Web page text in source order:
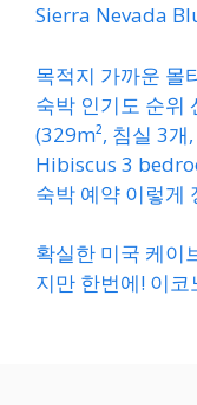
Sierra Nevada
목적지 가까운 몰
숙박 인기도 순위
(329m², 침실 3
Hibiscus 3
숙박 예약 이렇게
확실한 미국 케이
지만 한번에! 이